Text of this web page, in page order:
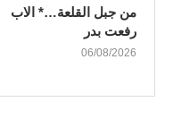
من جبل القلعة…* الاب
رفعت بدر
06/08/2026